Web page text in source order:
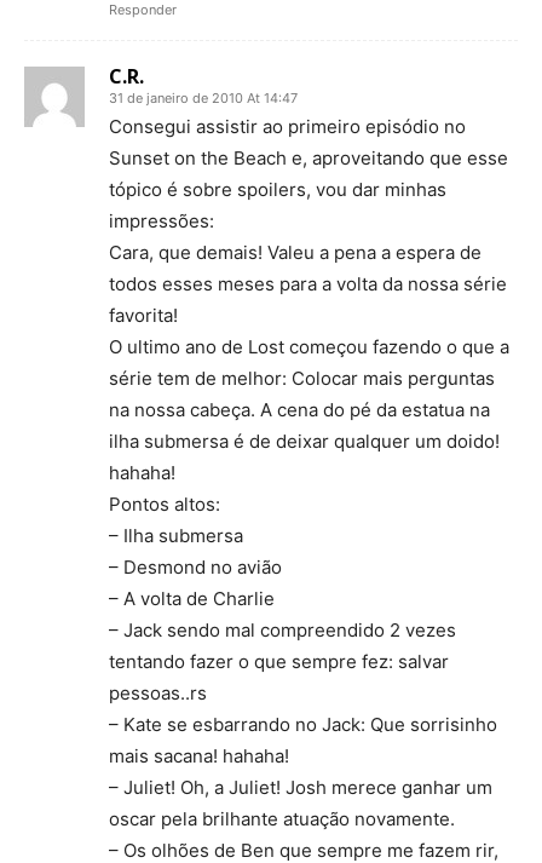
Responder
C.R.
31 de janeiro de 2010 At 14:47
Consegui assistir ao primeiro episódio no
Sunset on the Beach e, aproveitando que esse
tópico é sobre spoilers, vou dar minhas
impressões:
Cara, que demais! Valeu a pena a espera de
todos esses meses para a volta da nossa série
favorita!
O ultimo ano de Lost começou fazendo o que a
série tem de melhor: Colocar mais perguntas
na nossa cabeça. A cena do pé da estatua na
ilha submersa é de deixar qualquer um doido!
hahaha!
Pontos altos:
– Ilha submersa
– Desmond no avião
– A volta de Charlie
– Jack sendo mal compreendido 2 vezes
tentando fazer o que sempre fez: salvar
pessoas..rs
– Kate se esbarrando no Jack: Que sorrisinho
mais sacana! hahaha!
– Juliet! Oh, a Juliet! Josh merece ganhar um
oscar pela brilhante atuação novamente.
– Os olhões de Ben que sempre me fazem rir,